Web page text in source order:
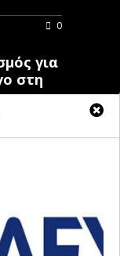
0
για
στη